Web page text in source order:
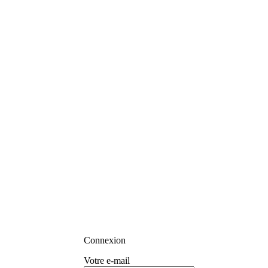
Connexion
Votre e-mail